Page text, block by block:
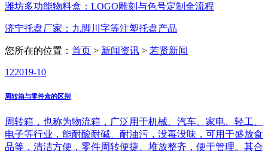
潍坊多功能物料盒：LOGO雕刻与色号定制全流程
济宁托盘厂家：九脚川字等注塑托盘产品
您所在的位置： 首页 > 新闻资讯 > 若贤新闻
122019-10
周转箱与零件盒的区别
周转箱，也称为物流箱，广泛用于机械、汽车、家电、轻工、
电子等行业，能耐酸耐碱、耐油污，没毒没味，可用于盛放食
品等，清洁方便，零件周转便捷、堆放整齐，便于管理。其合